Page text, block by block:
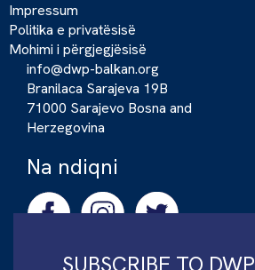
Impressum
Politika e privatësisë
Mohimi i përgjegjësisë
info@dwp-balkan.org
Branilaca Sarajeva 19B
71000 Sarajevo Bosna and
Herzegovina
Na ndiqni
SUBSCRIBE TO DWP